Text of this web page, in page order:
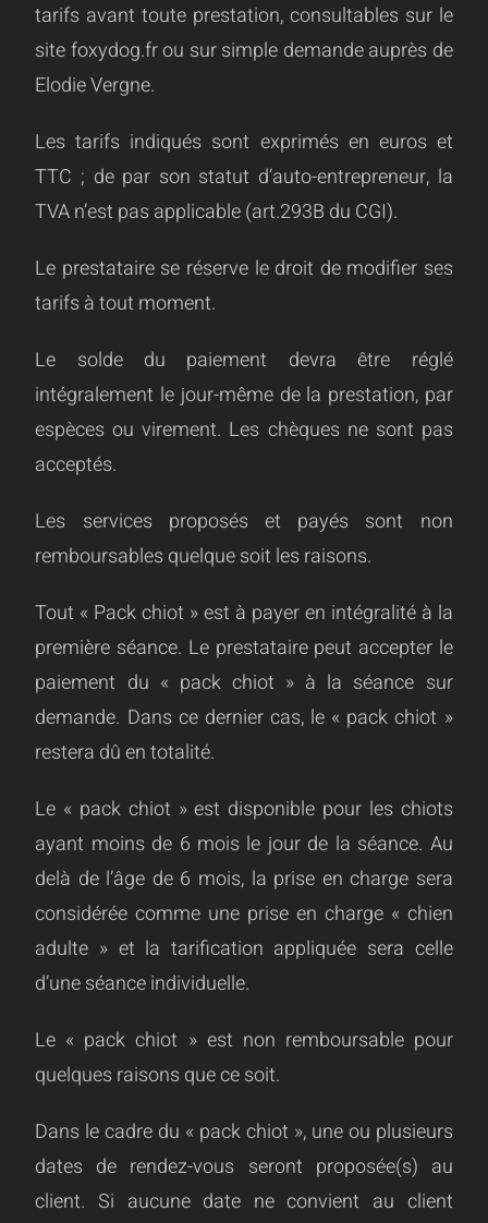
tarifs avant toute prestation, consultables sur le
site foxydog.fr ou sur simple demande auprès de
Elodie Vergne.
Les tarifs indiqués sont exprimés en euros et
TTC ; de par son statut d’auto-entrepreneur, la
TVA n’est pas applicable (art.293B du CGI).
Le prestataire se réserve le droit de modifier ses
tarifs à tout moment.
Le solde du paiement devra être réglé
intégralement le jour-même de la prestation, par
espèces ou virement. Les chèques ne sont pas
acceptés.
Les services proposés et payés sont non
remboursables quelque soit les raisons.
Tout « Pack chiot » est à payer en intégralité à la
première séance. Le prestataire peut accepter le
paiement du « pack chiot » à la séance sur
demande. Dans ce dernier cas, le « pack chiot »
restera dû en totalité.
Le « pack chiot » est disponible pour les chiots
ayant moins de 6 mois le jour de la séance. Au
delà de l’âge de 6 mois, la prise en charge sera
considérée comme une prise en charge « chien
adulte » et la tarification appliquée sera celle
d’une séance individuelle.
Le « pack chiot » est non remboursable pour
quelques raisons que ce soit.
Dans le cadre du « pack chiot », une ou plusieurs
dates de rendez-vous seront proposée(s) au
client. Si aucune date ne convient au client